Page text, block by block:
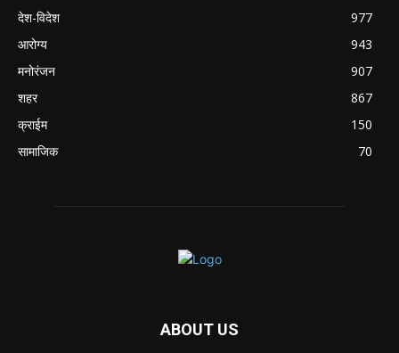
देश-विदेश
977
आरोग्य
943
मनोरंजन
907
शहर
867
क्राईम
150
सामाजिक
70
ABOUT US